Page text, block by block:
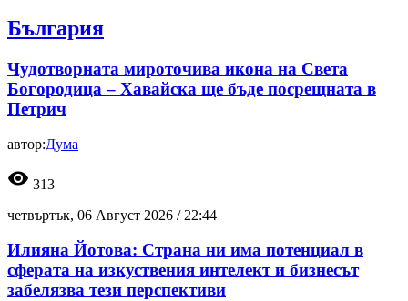
България
Чудотворната мироточива икона на Света
Богородица – Хавайска ще бъде посрещната в
Петрич
автор:Дума
visibility 313
четвъртък, 06 Август 2026 / 22:44
Илияна Йотова: Страна ни има потенциал в
сферата на изкуствения интелект и бизнесът
забелязва тези перспективи